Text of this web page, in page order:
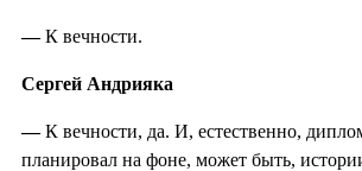
—К вечности.
Сергей Андрияка
—К вечности, да. И, естественно,
планировал на фоне, может быть,